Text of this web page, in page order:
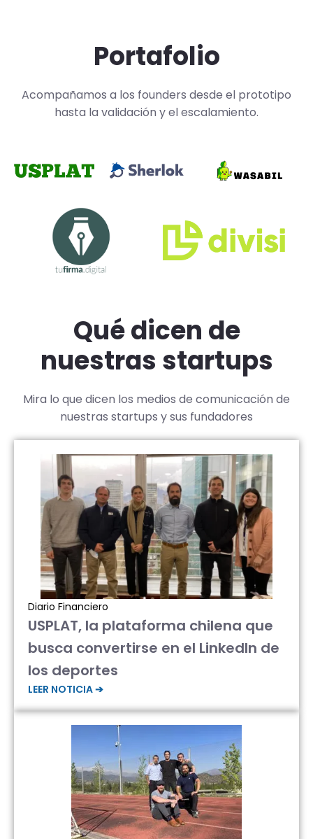
Portafolio
Acompañamos a los founders desde el prototipo
hasta la validación y el escalamiento.
Qué dicen de
nuestras startups
Mira lo que dicen los medios de comunicación de
nuestras startups y sus fundadores
Diario Financiero
USPLAT, la plataforma chilena que
busca convertirse en el LinkedIn de
los deportes
LEER NOTICIA ➔